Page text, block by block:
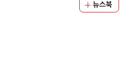
뉴스북